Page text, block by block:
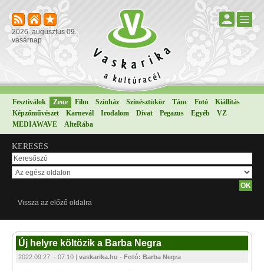
2026. augusztus 09.
vasárnap
Fesztiválok Zene Film Színház Színésztükör Tánc Fotó
Kiállítás
Képzőművészet
Karnevál Irodalom Divat Pegazus Egyéb
VZ
MEDIAWAVE
AlteRába
KERESÉS
Vissza az előző oldalra
Új helyre költözik a Barba Negra
2022.09.27. - 07:10 | vaskarika.hu - Fotó: Barba Negra